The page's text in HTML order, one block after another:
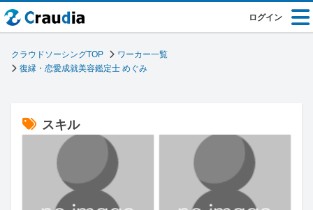
ログイン
クラウドソーシングTOP
ワーカー一覧
復縁・恋愛成就美容鑑定士 めぐみ
スキル